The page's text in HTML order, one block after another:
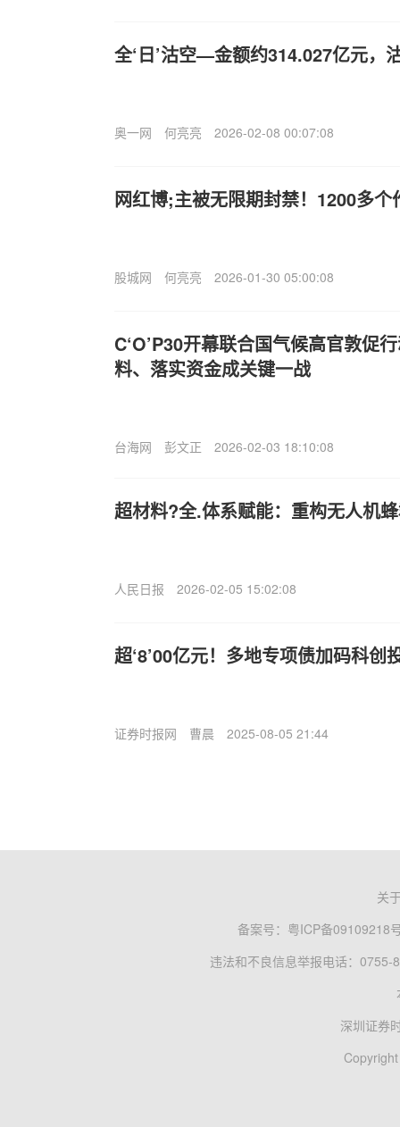
全‘日’沽空—金额约314.027亿元，
奥一网 何亮亮 2026-02-08 00:07:08
网红博;主被无限期封禁！1200多个
股城网 何亮亮 2026-01-30 05:00:08
C‘O’P30开幕联合国气候高官敦促
料、落实资金成关键一战
台海网 彭文正 2026-02-03 18:10:08
超材料?全.体系赋能：重构无人机
人民日报 2026-02-05 15:02:08
超‘8’00亿元！多地专项债加码科创
证券时报网 曹晨 2025-08-05 21:44
关
备案号： 粤ICP备09109218
违法和不良信息举报电话：0755-
深圳证券